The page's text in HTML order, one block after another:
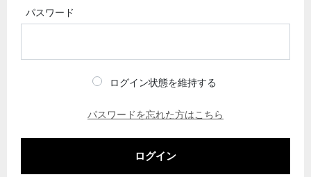
パスワード
ログイン状態を維持する
パスワードを忘れた方はこちら
ログイン